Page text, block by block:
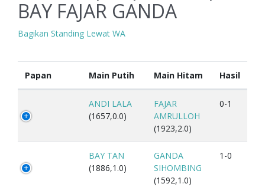
BAY FAJAR GANDA
Bagikan Standing Lewat WA
Papan Main Putih Main Hitam Hasil
ANDI LALA
(1657,0.0)
FAJAR
AMRULLOH
(1923,2.0)
0-1
BAY TAN
(1886,1.0)
GANDA
SIHOMBING
(1592,1.0)
1-0